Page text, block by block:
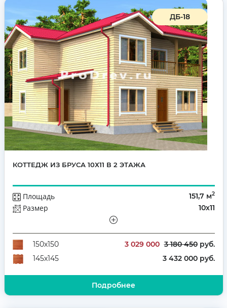
ДБ-18
КОТТЕДЖ ИЗ БРУСА 10Х11 В 2 ЭТАЖА
Площадь 151,7 м2
Размер 10х11
Количество комнат
4
150х150
3 029 000 3 180 450руб.
145х145
3 432 000 руб.
Подробнее